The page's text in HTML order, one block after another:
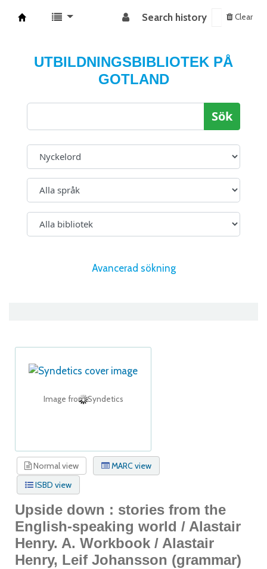
Search history Clear
UTBILDNINGSBIBLIOTEK PÅ
GOTLAND
Sök
Avancerad sökning
Image from Syndetics
Normal view
MARC view
ISBD view
Upside down : stories from the
English-speaking world / Alastair
Henry. A. Workbook / Alastair
Henry, Leif Johansson (grammar)